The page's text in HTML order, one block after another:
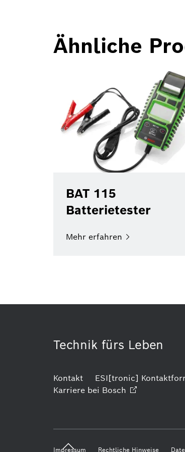
Ähnliche
BAT 115
Batterietester
Mehr erfahren
Technik fürs Leben
Kontakt ESI[tronic]
Karriere bei Bosch
Impressum Rechtliche Hinweise